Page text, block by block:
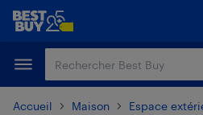
Passer
principal
Passer
Accueil Maison Espace